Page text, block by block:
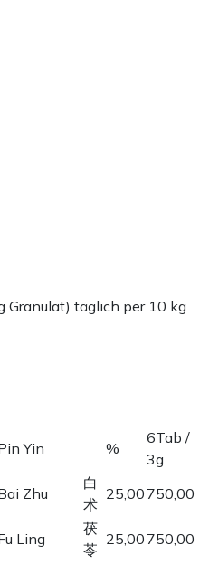
Granulat) täglich per 10 kg
Yin %
6Tab /
3g
Zhu
白
术
25,00 750,00
Ling
茯
苓
25,00 750,00